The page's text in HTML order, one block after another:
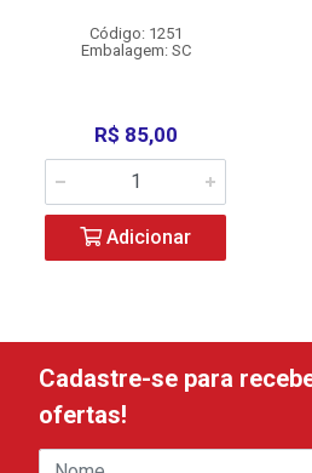
Código: 1251
Embalagem: SC
R$ 85,00
Adicionar
Cadastre-se para
ofertas!